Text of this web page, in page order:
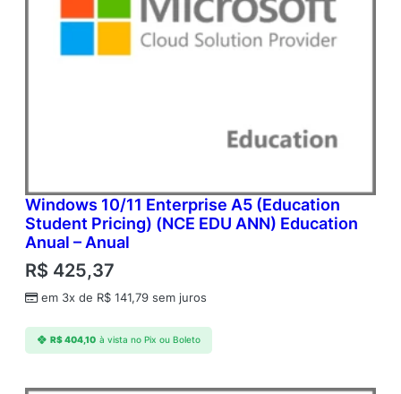
Windows 10/11 Enterprise A5 (Education
Student Pricing) (NCE EDU ANN) Education
Anual – Anual
R$ 425,37
em 3x de R$ 141,79 sem juros
R$404,10 à vista no Pix ou Boleto